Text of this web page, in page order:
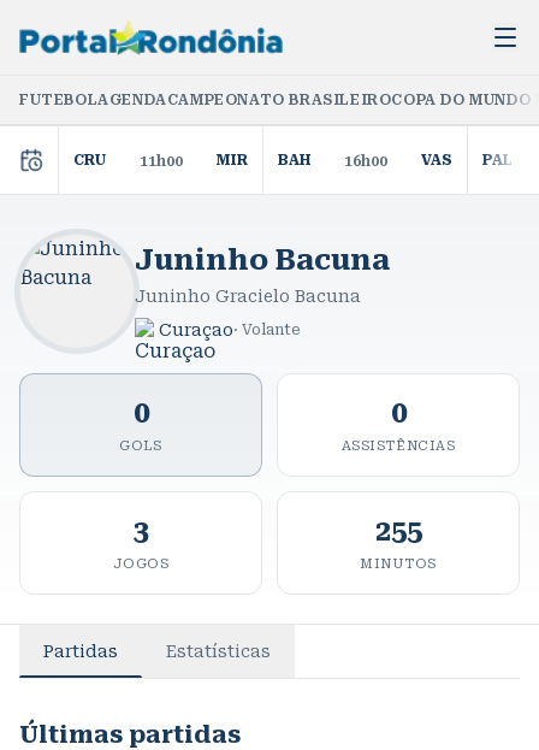
FUTEBOLAGENDACAMPEONATO BRASILEIROCOPA DO
CRU 11h00 MIR BAH 16h00 VAS PAL
Juninho Bacuna
Juninho Gracielo Bacuna
Curaçao· Volante
0
GOLS
0
ASSISTÊNCIAS
3
JOGOS
255
MINUTOS
Partidas Estatísticas
Últimas partidas